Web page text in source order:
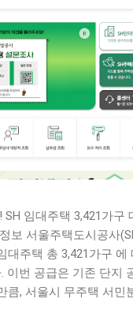
SH 임대주택 3,421가구
보 서울주택도시공사
대주택 총 3,421가구 에
이번 공급은 기존 단지
큼, 서울시 무주택 서민